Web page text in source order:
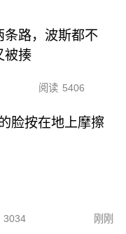
条路，波斯都不
被揍
阅读 5406
脸按在地上摩擦
3034 刚刚